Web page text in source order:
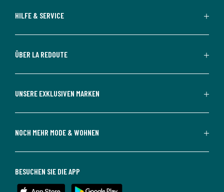
HILFE & SERVICE
ÜBER LA REDOUTE
UNSERE EXKLUSIVEN MARKEN
NOCH MEHR MODE & WOHNEN
BESUCHEN SIE DIE APP